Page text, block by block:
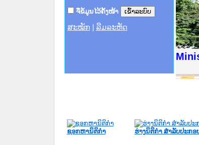
ຈື່ຂໍ້ມູນໄວ້ຄັ້ງໜ້າ
ສະໝັກ ລືມລະຫັດ
ານສະພາປະຊາຊົນ ພາກເໜືອ
ທາງລັດຖະການ
ສຳລັບ ພາກກາງ
ສຳລັບ ພາກໃຕ້
ວິທະຍາຄານຕຳຫຼວດປະຊາຊົນ
ວິທະຍາຄານສັນຕິບານປະຊາຊົນ
ຂັ້ນແຂວງພາກເໜືອ
ານສະພາປະຊາຊົນ ພາກກາງ
ຊອກຫານິຕິກໍາ ຮ່າງນິຕິກໍາ ສໍາລັບປະກອ